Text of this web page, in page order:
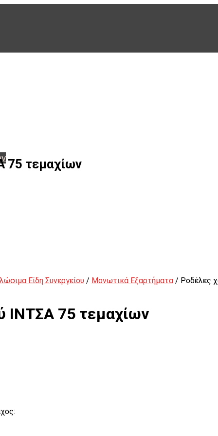
75 τεμαχίων
Είδη Συνεργείου / Μονωτικά Εξαρτήματα / Ροδέλες
ΙΝΤΣΑ 75 τεμαχίων